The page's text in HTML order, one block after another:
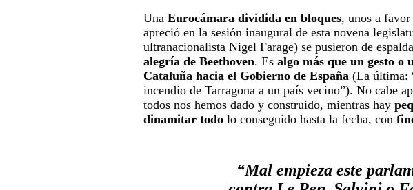
Una Eurocámara dividida en bloques, unos a
apreció en la sesión inaugural de esta novena
ultranacionalista Nigel Farage) se pusieron de
alegría de Beethoven. Es algo más que un gesto o
Cataluña hacia el Gobierno de España (La última:
incendio de Tarragona a un país vecino”). No cabe
todos nos hemos dado y construido, mientras hay
dinamitar todo lo conseguido hasta la fecha, con
“Mal empieza este